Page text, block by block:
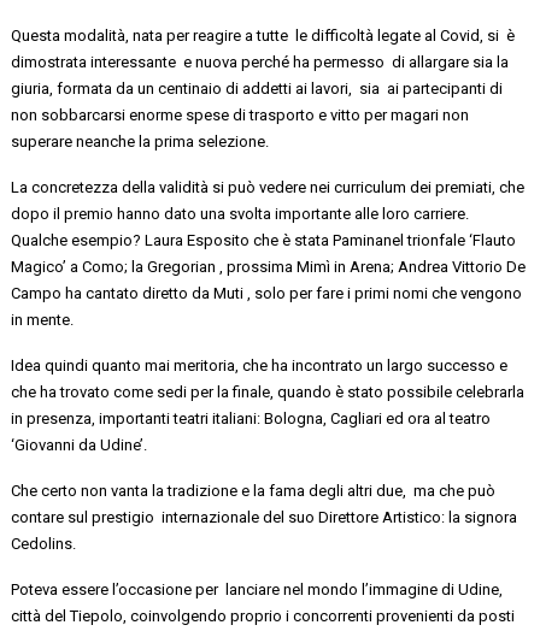
Questa modalità, nata per reagire atutte le difficoltà legate alCovid , si è
dimostrata interessante e nuova perché ha permesso di allargare sia la
giuria, formata da un centinaio di addetti ai lavori, sia ai partecipanti di
non sobbarcarsi enorme spese di trasporto e vitto per magari non
superare neanche la prima selezione.
La concretezza della validità si può vedere nei curriculum dei premiati, che
dopo il premio hanno dato una svolta importante alle loro carriere.
Qualche esempio? Laura Esposito che è stataPaminanel trionfale ‘Flauto
Magico’ a Como; laGregorian prossima Mimì in Arena; Andrea Vittorio De
Campo ha cantato diretto da Muti , solo per fare i primi nomi che vengono
in mente.
Idea quindi quanto mai meritoria, che ha incontrato un largo successo e
che ha trovato come sedi per la finale , quando è stato possibile celebrarla
in presenza,importanti teatriitaliani:Bologna, Cagliari ed ora al teatro
‘Giovanni da Udine’.
Che certo non vanta la tradizione e la fama degli altridue, ma che può
contare sul prestigio internazionale del suo Direttore Artistico: la signora
Cedolins.
Poteva essere l’occasioneper lanciare nel mondo l’immagine di Udine,
città del Tiepolo, coinvolgendo proprio i concorrenti provenienti da posti